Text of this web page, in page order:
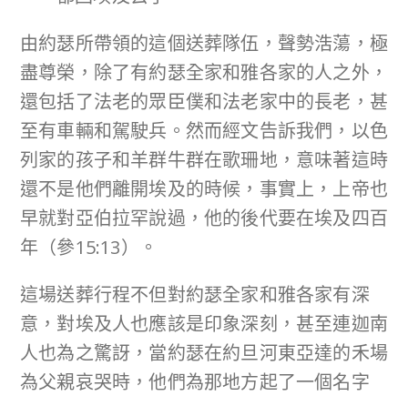
由約瑟所帶領的這個送葬隊伍，聲勢浩蕩，極
盡尊榮，除了有約瑟全家和雅各家的人之外，
還包括了法老的眾臣僕和法老家中的長老，甚
至有車輛和駕駛兵。然而經文告訴我們，以色
列家的孩子和羊群牛群在歌珊地，意味著這時
還不是他們離開埃及的時候，事實上，上帝也
早就對亞伯拉罕說過，他的後代要在埃及四百
年（參15:13）。
這場送葬行程不但對約瑟全家和雅各家有深
意，對埃及人也應該是印象深刻，甚至連迦南
人也為之驚訝，當約瑟在約旦河東亞達的禾場
為父親哀哭時，他們為那地方起了一個名字